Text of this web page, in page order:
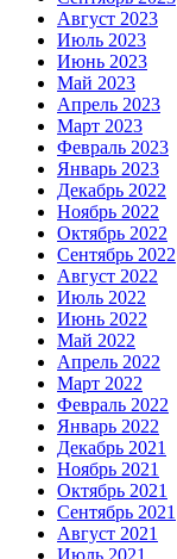
Август 2023
Июль 2023
Июнь 2023
Май 2023
Апрель 2023
Март 2023
Февраль 2023
Январь 2023
Декабрь 2022
Ноябрь 2022
Октябрь 2022
Сентябрь 2022
Август 2022
Июль 2022
Июнь 2022
Май 2022
Апрель 2022
Март 2022
Февраль 2022
Январь 2022
Декабрь 2021
Ноябрь 2021
Октябрь 2021
Сентябрь 2021
Август 2021
Июль 2021